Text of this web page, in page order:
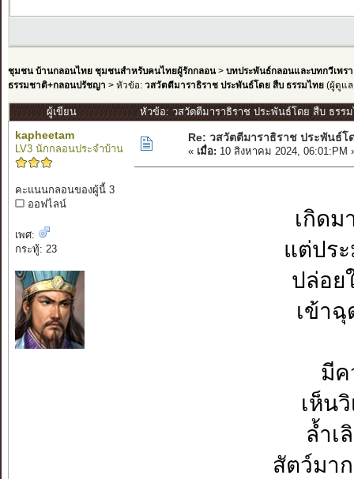
ชุมชน บ้านกลอนไทย ชุมชนสำหรับคนไทยผู้รักกลอน> บทประพันธ์กลอนและบทกวีเพรา
ธรรมชาติ+กลอนปรัชญา > หัวข้อ: วสวัตตีมาราธิราช ประพันธ์โดย สืบ ธรรมไทย(ผู้ดูแ
ผู้เขียน หัวข้อ: วสวัตตีมาราธิราช ประพันธ์โดย สืบ ธรร
kapheetam
LV3 นักกลอนประจำบ้าน
คะแนนกลอนของผู้นี้ 3
ออฟไลน์
เพศ:
กระทู้: 23
Re: วสวัตตีมาราธิราช ประพันธ์โ
« เมื่อ: 10 สิงหาคม 2024, 06:01:PM
เกิด
แต่ปร
ปล่อย
เข้า
มีค
เห็น
ล้ำเ
สัตว์มาก